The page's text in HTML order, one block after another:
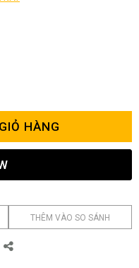
HÀNG
THÊM VÀO SO SÁNH